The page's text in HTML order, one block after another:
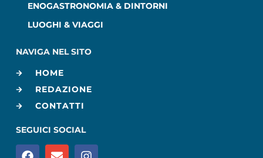
ENOGASTRONOMIA & DINTORNI
LUOGHI & VIAGGI
NAVIGA NEL SITO
HOME
REDAZIONE
CONTATTI
SEGUICI SOCIAL